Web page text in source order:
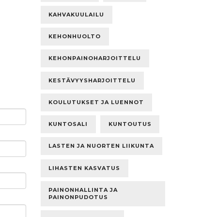
KAHVAKUULAILU
KEHONHUOLTO
KEHONPAINOHARJOITTELU
KESTÄVYYSHARJOITTELU
KOULUTUKSET JA LUENNOT
KUNTOSALI KUNTOUTUS
LASTEN JA NUORTEN LIIKUNTA
LIHASTEN KASVATUS
PAINONHALLINTA JA
PAINONPUDOTUS